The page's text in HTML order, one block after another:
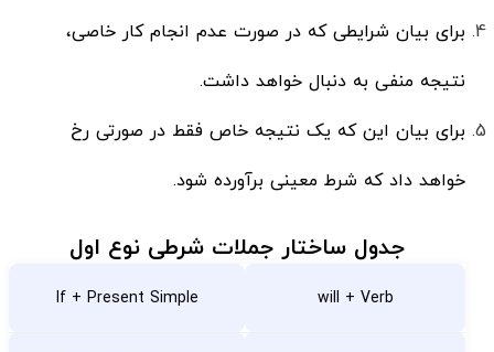
برای بیان شرایطی که در صورت عدم انجام کار خاصی،
نتیجه منفی به دنبال خواهد داشت.
برای بیان این که یک نتیجه خاص فقط در صورتی رخ
خواهد داد که شرط معینی برآورده شود.
جدول ساختار جملات شرطی نوع اول
will + Verb
If + Present Simple